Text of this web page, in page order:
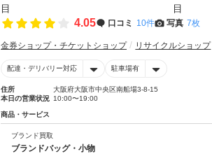
4.05 口コミ 10件 写真 7枚
金券ショップ・チケットショップ リサイクルショップ
配達・デリバリー対応 駐車場有
住所
大阪府大阪市中央区南船場3-8-15
本日の営業状況 10:00〜19:00
商品・サービス
ブランド買取
ブランドバッグ・小物